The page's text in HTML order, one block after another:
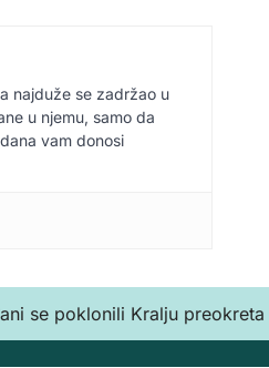
najduže se zadržao u
u njemu, samo da
vam donosi
se poklonili Kralju